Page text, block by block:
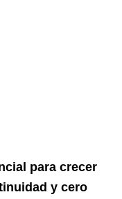
para crecer
y cero